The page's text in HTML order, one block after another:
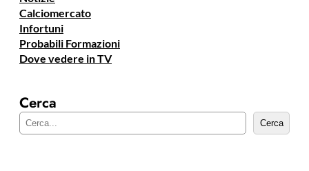
Calciomercato
Infortuni
Probabili Formazioni
Dove vedere in TV
Cerca
e
Cerca